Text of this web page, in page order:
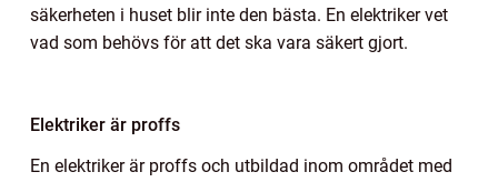
säkerheten i huset blir inte den bästa. En elektriker vet
vad som behövs för att det ska vara säkert gjort.
Elektriker är proffs
En elektriker är proffs och utbildad inom området med